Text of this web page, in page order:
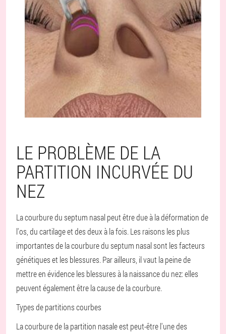
LE PROBLÈME DE LA
PARTITION INCURVÉE DU
NEZ
La courbure du septum nasal peut être due à la déformation de
l'os, du cartilage et des deux à la fois. Les raisons les plus
importantes de la courbure du septum nasal sont les facteurs
génétiques et les blessures. Par ailleurs, il vaut la peine de
mettre en évidence les blessures à la naissance du nez: elles
peuvent également être la cause de la courbure.
Types de partitions courbes
La courbure de la partition nasale est peut-être l'une des